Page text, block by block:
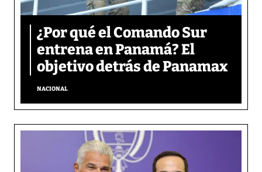
¿Por qué el Comando Sur
entrena en Panamá? El
objetivo detrás de Panamax
NACIONAL